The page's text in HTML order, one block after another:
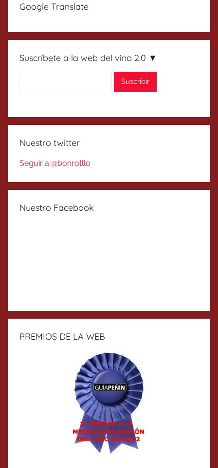
Google Translate
Suscríbete a la web del vino 2.0 ▼
Nuestro twitter
Seguir a @bonrotllo
Nuestro Facebook
PREMIOS DE LA WEB